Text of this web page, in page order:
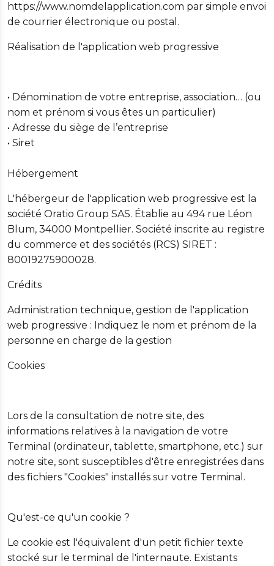
https://www.nomdelapplication.com par simple envoi
de courrier électronique ou postal.
Réalisation de l'application web progressive
• Dénomination de votre entreprise, association… (ou
nom et prénom si vous êtes un particulier)
• Adresse du siège de l’entreprise
• Siret
Hébergement
L'hébergeur de l'application web progressive est la
société Oratio Group SAS. Établie au 494 rue Léon
Blum, 34000 Montpellier. Société inscrite au registre
du commerce et des sociétés (RCS) SIRET :
80019275900028.
Crédits
Administration technique, gestion de l'application
web progressive : Indiquez le nom et prénom de la
personne en charge de la gestion
Cookies
Lors de la consultation de notre site, des
informations relatives à la navigation de votre
Terminal (ordinateur, tablette, smartphone, etc.) sur
notre site, sont susceptibles d'être enregistrées dans
des fichiers "Cookies" installés sur votre Terminal.
Qu'est-ce qu'un cookie ?
Le cookie est l'équivalent d'un petit fichier texte
stocké sur le terminal de l'internaute. Existants